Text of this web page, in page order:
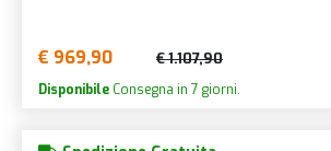
€ 969,90 € 1.107,90
Disponibile Consegna in 7 giorni.